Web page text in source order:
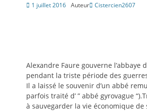
Posté
1 juillet 2016 Auteur Cistercien2607
Alexandre Faure gouverne l’abbaye
pendant la triste période des
Il a laissé le souvenir d’un abbé
parfois traité d’ ” abbé gyrovague
à sauvegarder la vie économique de